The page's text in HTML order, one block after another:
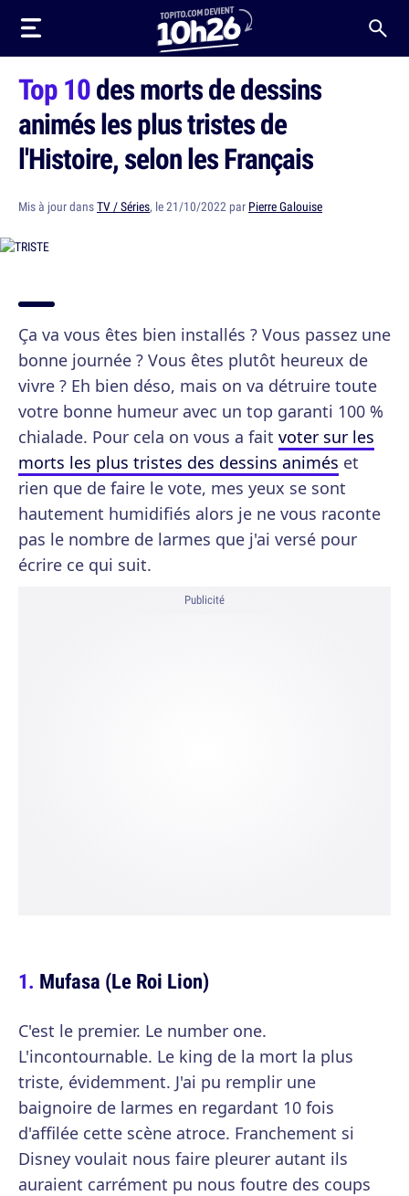
Top 10des morts de dessins
animés les plus tristes de
l'Histoire, selon les Français
Mis à jour dansTV / Séries, le 21/10/2022 par Pierre Galouise
Ça va vous êtes bien installés ? Vous passez une
bonne journée ? Vous êtes plutôt heureux de
vivre ? Eh bien déso, mais on va détruire toute
votre bonne humeur avec un top garanti 100 %
chialade. Pour cela on vous a fait voter sur les
morts les plus tristes des dessins animés et
rien que de faire le vote, mes yeux se sont
hautement humidifiés alors je ne vous raconte
pas le nombre de larmes que j'ai versé pour
écrire ce qui suit.
Publicité
Mufasa (Le Roi Lion)
C'est le premier. Le number one.
L'incontournable. Le king de la mort la plus
triste, évidemment. J'ai pu remplir une
baignoire de larmes en regardant 10 fois
d'affilée cette scène atroce. Franchement si
Disney voulait nous faire pleurer autant ils
auraient carrément pu nous foutre des coups